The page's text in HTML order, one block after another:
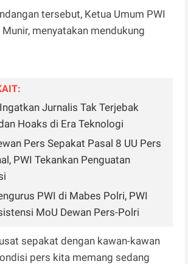
tersebut, Ketua Umum PWI
menyatakan mendukung
Jurnalis Tak Terjebak
Hoaks di Era Teknologi
Pers Sepakat Pasal 8 UU Pers
PWI Tekankan Penguatan
PWI di Mabes Polri, PWI
MoU Dewan Pers-Polri
sepakat dengan kawan-kawan
pers kita memang sedang